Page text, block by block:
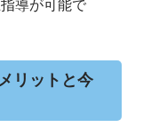
導が可能で
リットと今